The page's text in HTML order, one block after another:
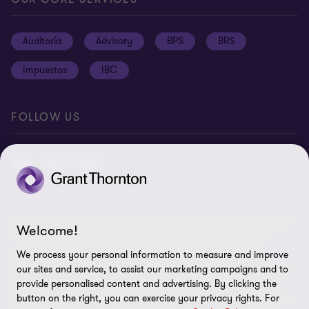
Ética y Manual de Gestión de Calidad
Disclaimer
Preferencias de cookies
Auditoría Advisory BPS BRS
Impuestos IBC
FOLLOW US
© 2026 Grant Thornton Argentina. Todos los derechos reservados.
'Grant Thornton' se refiere a la marca bajo la cual las firmas
miembro de Grant Thornton prestan servicios de auditoría,
impuestos y consultoría a sus clientes, y/o se refiere a una o más
firmas miembro, según lo requiera el contexto. Grant Thornton
Argentina es una firma miembro de Grant Thornton International
Welcome!
We process your personal information to measure and improve
our sites and service, to assist our marketing campaigns and to
provide personalised content and advertising. By clicking the
button on the right, you can exercise your privacy rights. For